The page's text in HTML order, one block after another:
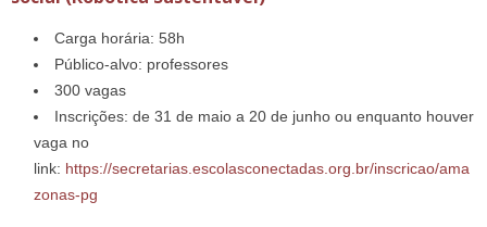
Carga horária: 58h
Público-alvo: professores
300 vagas
Inscrições: de 31 de maio a 20 de junho ou enquanto houver
vaga no
link: https://secretarias.escolasconectadas.org.br/inscricao/ama
zonas-pg